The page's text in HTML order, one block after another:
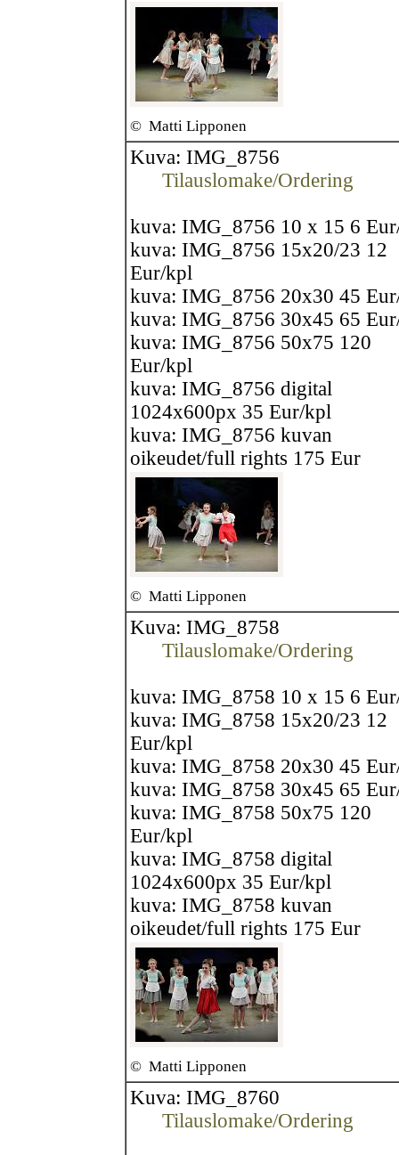
© Matti Lipponen
Kuva: IMG_8756
Tilauslomake/Ordering
kuva: IMG_8756 10 x 15 6
kuva: IMG_8756 15x20/23 12
Eur/kpl
kuva: IMG_8756 20x30 45
kuva: IMG_8756 30x45 65
kuva: IMG_8756 50x75 120
Eur/kpl
kuva: IMG_8756 digital
1024x600px 35 Eur/kpl
kuva: IMG_8756 kuvan
oikeudet/full rights 175 Eur
© Matti Lipponen
Kuva: IMG_8758
Tilauslomake/Ordering
kuva: IMG_8758 10 x 15 6
kuva: IMG_8758 15x20/23 12
Eur/kpl
kuva: IMG_8758 20x30 45
kuva: IMG_8758 30x45 65
kuva: IMG_8758 50x75 120
Eur/kpl
kuva: IMG_8758 digital
1024x600px 35 Eur/kpl
kuva: IMG_8758 kuvan
oikeudet/full rights 175 Eur
© Matti Lipponen
Kuva: IMG_8760
Tilauslomake/Ordering